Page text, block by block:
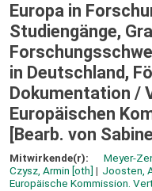
Europa in
Studiengänge,
in Deutschland,
Dokumentation /
Europäischen
[Bearb. von
Mitwirkende(r): Meyer-
Czysz, Armin [oth] Joosten,
Europäische Kommission.